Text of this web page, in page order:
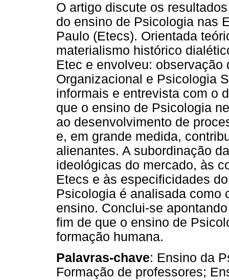
O artigo discute os
do ensino de Psicologia nas
Paulo (Etecs). Orientada
materialismo histórico
Etec e envolveu:
Organizacional e Psicologia
informais e entrevista com o
que o ensino de Psicologia
ao desenvolvimento de
e, em grande medida,
alienantes. A subordinação
ideológicas do mercado, às
Etecs e às especificidades
Psicologia é analisada como
ensino. Conclui-se
fim de que o ensino de
formação humana.
Palavras-chave: Ensino da
Formação de professores;